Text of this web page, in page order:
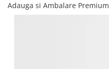
Adauga si Ambalare Premium